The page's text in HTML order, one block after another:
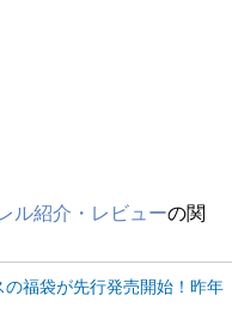
ル紹介・レビューの関
の福袋が先行発売開始！昨年